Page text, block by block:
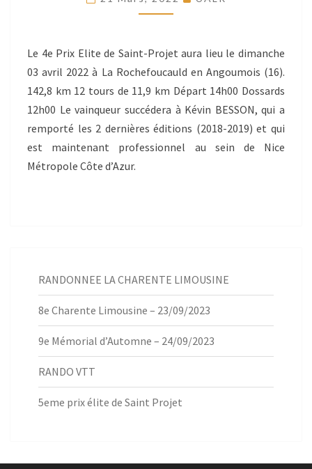
SAINT-
Le 4e Prix Elite de Saint-Projet aura lieu le dimanche
03 avril 2022 à La Rochefoucauld en Angoumois (16).
142,8 km 12 tours de 11,9 km Départ 14h00 Dossards
12h00 Le vainqueur succédera à Kévin BESSON, qui a
remporté les 2 dernières éditions (2018-2019) et qui
est maintenant professionnel au sein de Nice
Métropole Côte d’Azur.
RANDONNEE LA CHARENTE LIMOUSINE
8e Charente Limousine – 23/09/2023
9e Mémorial d’Automne – 24/09/2023
RANDO VTT
5eme prix élite de Saint Projet